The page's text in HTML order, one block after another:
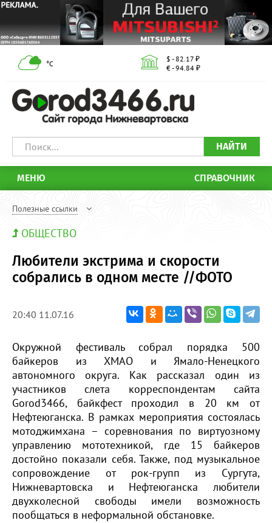
°С
$ - 82.17 ₽
€ - 94.84 ₽
НАЙТИ
МЕНЮ СПРАВОЧНИК
Полезные ссылки
ОБЩЕСТВО
Любители экстрима и скорости
собрались в одном месте //ФОТО
20:40 11.07.16
Окружной фестиваль собрал порядка 500
байкеров из ХМАО и Ямало-Ненецкого
автономного округа. Как рассказал один из
участников слета корреспондентам сайта
Gorod3466, байкфест проходил в 20 км от
Нефтеюганска. В рамках мероприятия состоялась
мотоджимхана – соревнования по виртуозному
управлению мототехникой, где 15 байкеров
достойно показали себя. Также, под музыкальное
сопровождение от рок-групп из Сургута,
Нижневартовска и Нефтеюганска любители
двухколесной свободы имели возможность
пообщаться в неформальной обстановке.